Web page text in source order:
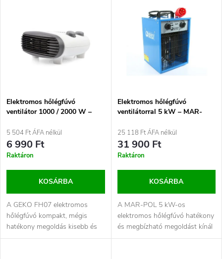
m
e
k
r
n
d
ABC szerint
é
k
e
k
l
i
s
Elektromos hőlégfúvó
ventilátor 1000 / 2000 W –
5 504 Ft ÁFA nélkül
6 990 Ft
Raktáron
KOSÁRBA
A GEKO FH07 elektromos
hőlégfúvó kompakt, mégis
hatékony megoldás kisebb és
közepes méretű helyiségek
Elektromos hőlégfúvó
ventilátorral 5 kW – MAR-
25 118 Ft ÁFA nélkül
31 900 Ft
Raktáron
KOSÁRBA
A MAR-POL 5 kW-os
elektromos hőlégfúvó hatékony
és megbízható megoldást kínál
különféle helyiségek gyors és...